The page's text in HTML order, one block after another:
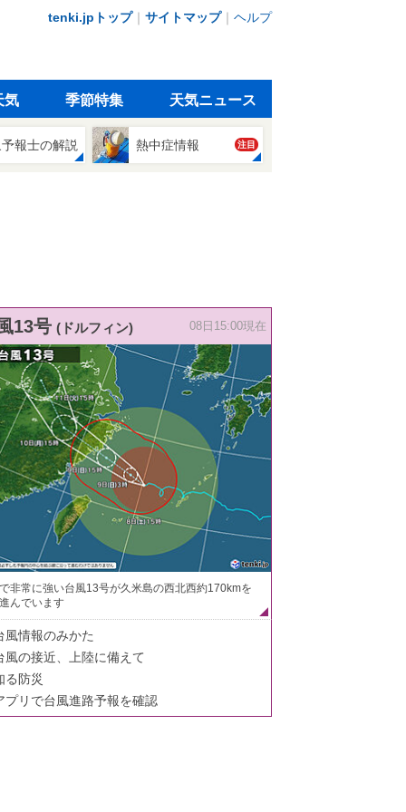
tenki.jpトップ｜ サイトマップ｜ ヘルプ
気 季節特集 天気ニュース
報士の解説 熱中症情報 注目
13号 (ドルフィン) 08日15:00現在
非常に強い台風13号が久米島の西北西約170kmを
んでいます
風情報のみかた
風の接近、上陸に備えて
る防災
プリで台風進路予報を確認